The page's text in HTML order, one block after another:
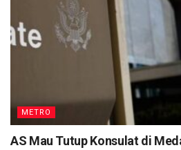
METRO
AS Mau Tutup Konsulat di